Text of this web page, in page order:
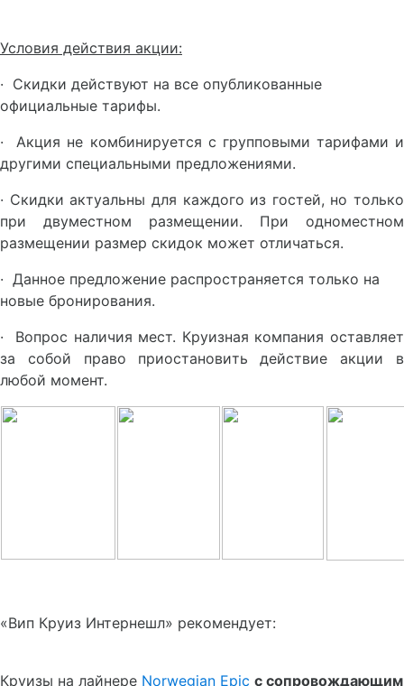
Условия действия акции:
· Скидки действуют на все опубликованные
официальные тарифы.
· Акция не комбинируется с групповыми тарифами и
другими специальными предложениями.
· Скидки актуальны для каждого из гостей, но только
при двуместном размещении. При одноместном
размещении размер скидок может отличаться.
· Данное предложение распространяется только на
новые бронирования.
· Вопрос наличия мест. Круизная компания оставляет
за собой право приостановить действие акции в
любой момент.
«Вип Круиз Интернешл» рекомендует:
Круизы на лайнере Norwegian Epic с сопровождающим